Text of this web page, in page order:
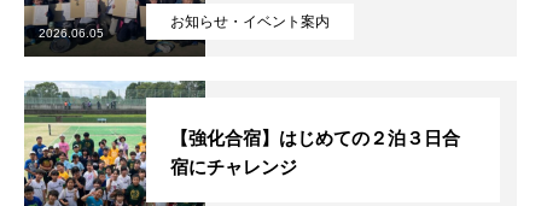
お知らせ・イベント案内
2026.06.05
【強化合宿】はじめての２泊３日合
宿にチャレンジ